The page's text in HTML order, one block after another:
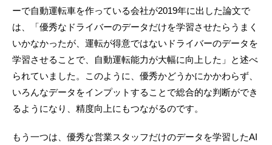
ーで自動運転車を作っている会社が2019年に出した論文で
は、「優秀なドライバーのデータだけを学習させたらうまく
いかなかったが、運転が得意ではないドライバーのデータを
学習させることで、自動運転能力が大幅に向上した」と述べ
られていました。このように、優秀かどうかにかかわらず、
いろんなデータをインプットすることで総合的な判断ができ
るようになり、精度向上にもつながるのです。
もう一つは、優秀な営業スタッフだけのデータを学習したAI